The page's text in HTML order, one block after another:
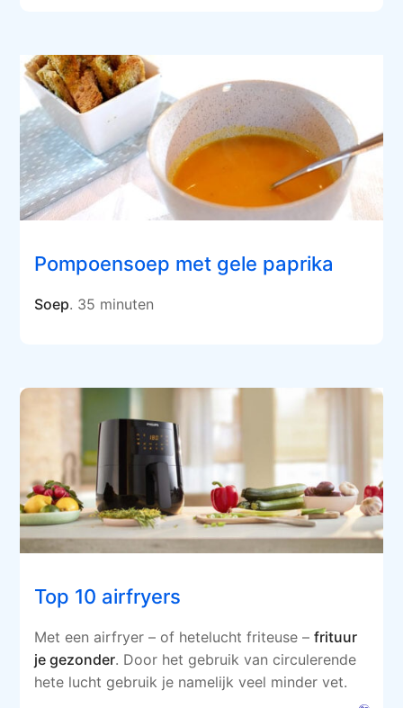
Pompoensoep met gele paprika
Soep. 35 minuten
Top 10 airfryers
Met een airfryer – of hetelucht friteuse –frituur
je gezonder. Door het gebruik van circulerende
hete lucht gebruik je namelijk veel minder vet.